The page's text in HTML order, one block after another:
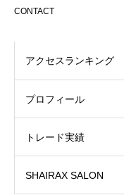
CONTACT
アクセスランキング
プロフィール
トレード実績
SHAIRAX SALON